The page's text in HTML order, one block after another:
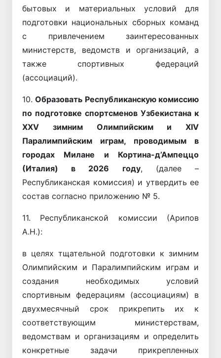
бытовых и материальных условий для
подготовки национальных сборных команд
с привлечением заинтересованных
министерств, ведомств и организаций, а
также спортивных федераций
(ассоциаций).
10. Образовать Республиканскую комиссию
по подготовке спортсменов Узбекистана к
XXV зимним Олимпийским и XIV
Паралимпийским играм, проводимым в
городах Милане и Кортина-д’Ампеццо
(Италия) в 2026 году, (далее –
Республиканская комиссия) и утвердить ее
состав согласно приложению № 5.
11. Республиканской комиссии (Арипов
А.Н.):
в целях тщательной подготовки к зимним
Олимпийским и Паралимпийским играм и
создания необходимых условий
спортивным федерациям (ассоциациям) в
двухмесячный срок прикрепить их к
соответствующим министерствам,
ведомствам и организациям и определить
конкретные задачи прикрепленных